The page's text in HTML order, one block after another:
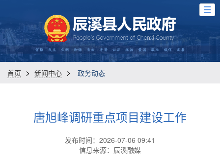
首页 > 新闻中心 > 政务动态
唐旭峰调研重点项目建设工作
发布时间：2026-07-06 09:41
信息来源：辰溪融媒